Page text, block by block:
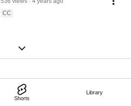
Shorts
Library
CC